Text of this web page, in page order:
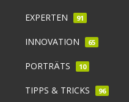
EXPERTEN 91
INNOVATION 65
PORTRÄTS 10
TIPPS & TRICKS 96